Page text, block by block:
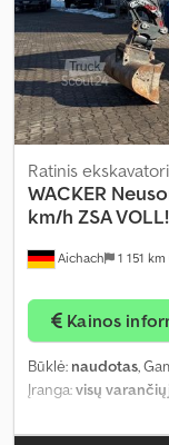
Aichach 1 151 km
Ratinis
WACKER
km/h ZSA VOLL!
Kainos
Būklė: naudotas,
Įranga:visų